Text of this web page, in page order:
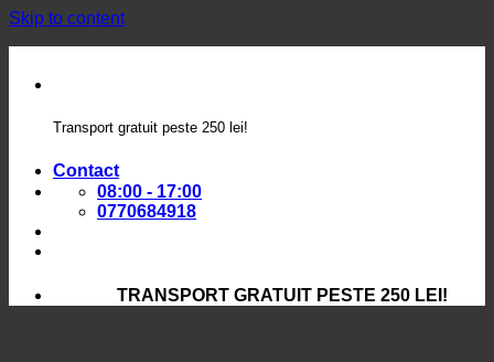
Skip to content
Transport gratuit peste 250 lei!
Contact
08:00 - 17:00
0770684918
TRANSPORT GRATUIT PESTE 250 LEI!